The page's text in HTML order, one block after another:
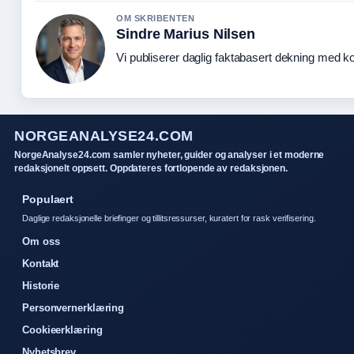
OM SKRIBENTEN
Sindre Marius Nilsen
Vi publiserer daglig faktabasert dekning med
NORGEANALYSE24.COM
NorgeAnalyse24.com samler nyheter, guider og analyser i et moderne
redaksjonelt oppsett. Oppdateres fortlopende av redaksjonen.
Populaert
Daglige redaksjonelle briefinger og tillitsressurser, kuratert for rask verifisering.
Om oss
Kontakt
Historie
Personvernerklæring
Cookieerklæring